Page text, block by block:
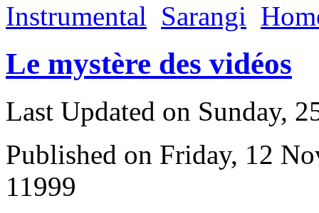
Instrumental Sarangi
Le mystère des vidéos
Last Updated on Sunday,
Published on Friday, 12
11999